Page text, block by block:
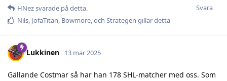
Svara
HNezsvarade på detta.
Nils, JofaTitan, Bowmore, och Strategen gillar detta
Lukkinen 13 mar 2025
Gällande Costmar så har han 178 SHL-matcher med oss. Som